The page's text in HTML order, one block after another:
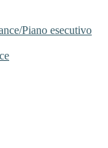
Piano esecutivo